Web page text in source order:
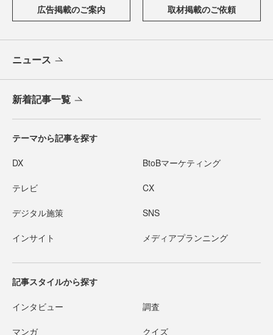
広告掲載のご案内 取材掲載のご依頼
ニュース
新着記事一覧
テーマから記事を探す
DX BtoBマーケティング
テレビ CX
デジタル施策 SNS
インサイト メディアプランニング
記事スタイルから探す
インタビュー 調査
マンガ クイズ